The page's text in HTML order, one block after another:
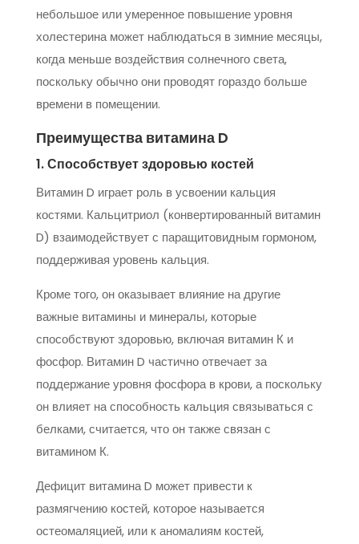
небольшое или умеренное повышение уровня
холестерина может наблюдаться в зимние месяцы,
когда меньше воздействия солнечного света,
поскольку обычно они проводят гораздо больше
времени в помещении.
Преимущества витамина D
1. Способствует здоровью костей
Витамин D играет роль в усвоении кальция
костями. Кальцитриол (конвертированный витамин
D) взаимодействует с паращитовидным гормоном,
поддерживая уровень кальция.
Кроме того, он оказывает влияние на другие
важные витамины и минералы, которые
способствуют здоровью, включая витамин К и
фосфор. Витамин D частично отвечает за
поддержание уровня фосфора в крови, а поскольку
он влияет на способность кальция связываться с
белками, считается, что он также связан с
витамином К.
Дефицит витамина D может привести к
размягчению костей, которое называется
остеомаляцией, или к аномалиям костей,